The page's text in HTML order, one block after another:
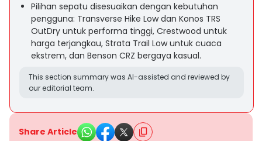
Pilihan sepatu disesuaikan dengan kebutuhan
pengguna: Transverse Hike Low dan Konos TRS
OutDry untuk performa tinggi, Crestwood untuk
harga terjangkau, Strata Trail Low untuk cuaca
ekstrem, dan Benson CRZ bergaya kasual.
This section summary was AI-assisted and reviewed by
our editorial team.
Share Article